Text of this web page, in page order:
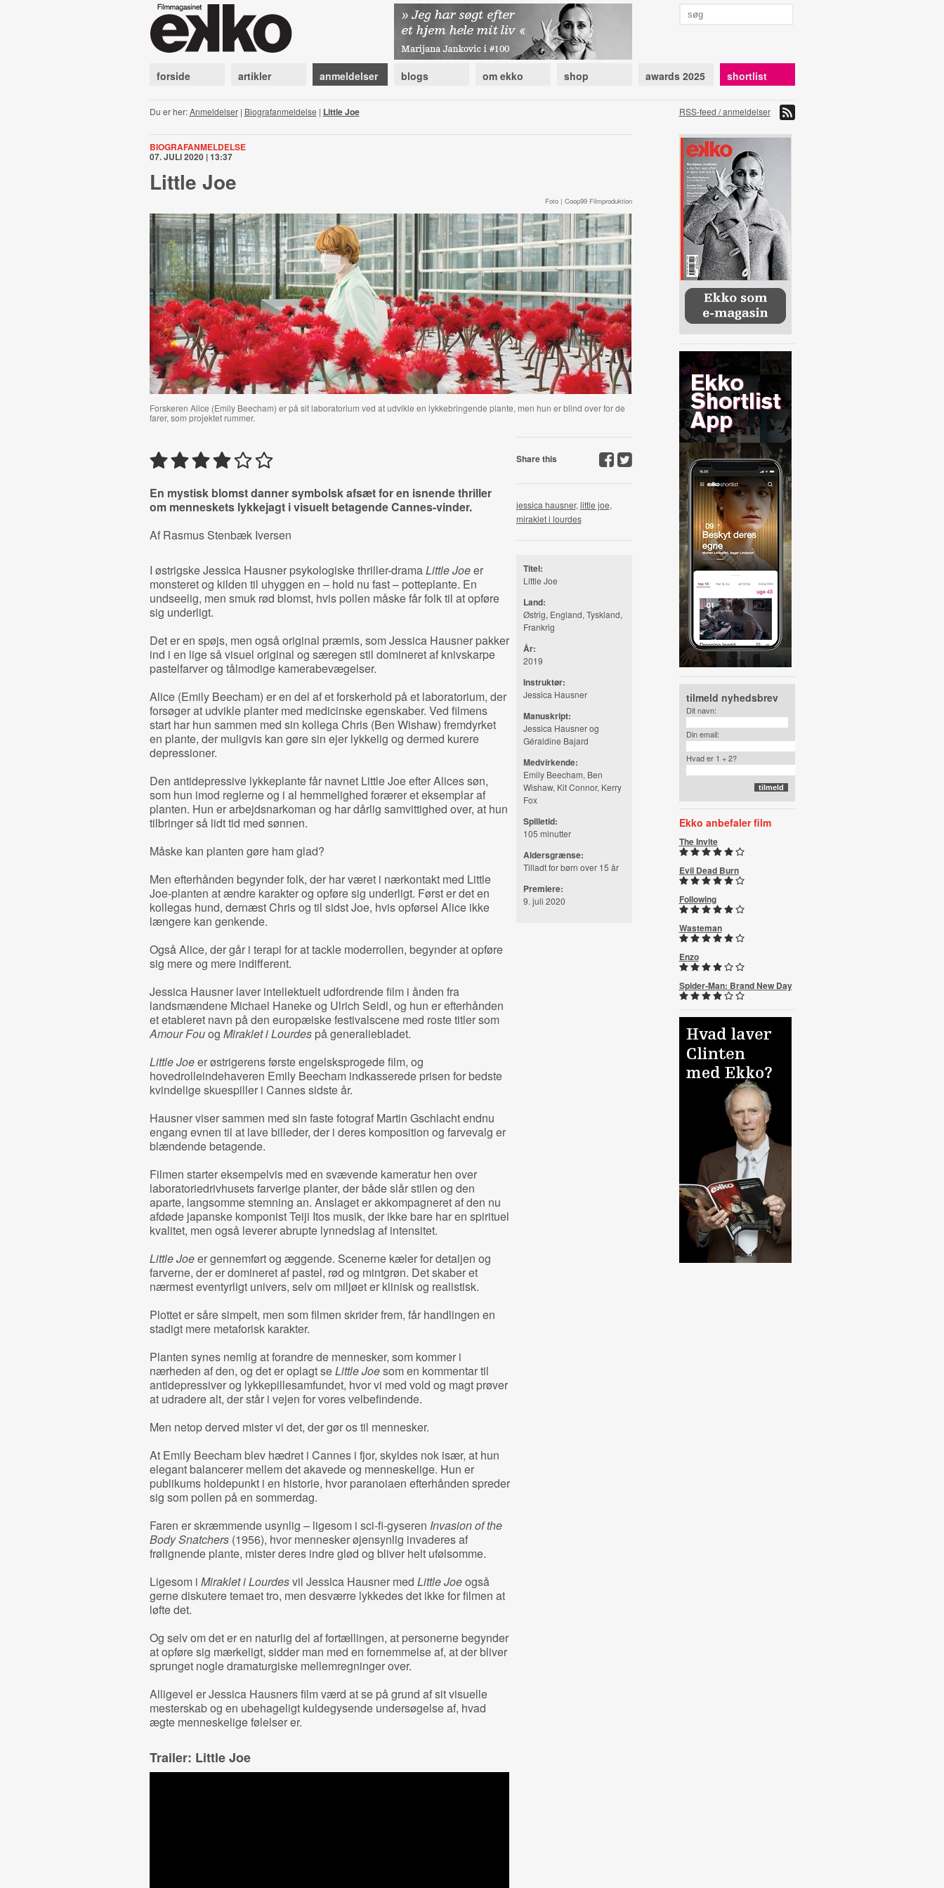
forside artikler anmeldelser blogs om ekko shop awards 2025 shortlist
Du er her:Anmeldelser| Biografanmeldelse | Little Joe RSS-feed / anmeldelser
BIOGRAFANMELDELSE
07. JULI 2020 | 13:37
Little Joe
Foto | Coop99 Filmproduktion
Forskeren Alice (Emily Beecham) er på sit laboratorium ved at udvikle en lykkebringende plante, men hun er blind over for de
farer, som projektet rummer.
En mystisk blomst danner symbolsk afsæt for en isnende thriller
om menneskets lykkejagt i visuelt betagende Cannes-vinder.
Af Rasmus Stenbæk Iversen
I østrigske Jessica Hausner psykologiske thriller-dramaLittle Joeer
monsteret og kilden til uhyggen en – hold nu fast – potteplante. En
undseelig, men smuk rød blomst, hvis pollen måske får folk til at opføre
sig underligt.
Det er en spøjs, men også original præmis, som Jessica Hausner pakker
ind i en lige så visuel original og særegen stil domineret af knivskarpe
pastelfarver og tålmodige kamerabevægelser.
Alice (Emily Beecham) er en del af et forskerhold på et laboratorium, der
forsøger at udvikle planter med medicinske egenskaber. Ved filmens
start har hun sammen med sin kollega Chris (Ben Wishaw) fremdyrket
en plante, der muligvis kan gøre sin ejer lykkelig og dermed kurere
depressioner.
Den antidepressive lykkeplante får navnet Little Joe efter Alices søn,
som hun imod reglerne og i al hemmelighed forærer et eksemplar af
planten. Hun er arbejdsnarkoman og har dårlig samvittighed over, at hun
tilbringer så lidt tid med sønnen.
Måske kan planten gøre ham glad?
Men efterhånden begynder folk, der har været i nærkontakt med Little
Joe-planten at ændre karakter og opføre sig underligt. Først er det en
kollegas hund, dernæst Chris og til sidst Joe, hvis opførsel Alice ikke
længere kan genkende.
Også Alice, der går i terapi for at tackle moderrollen, begynder at opføre
sig mere og mere indifferent.
Jessica Hausner laver intellektuelt udfordrende film i ånden fra
landsmændene Michael Haneke og Ulrich Seidl, og hun er efterhånden
et etableret navn på den europæiske festivalscene med roste titler som
Amour Fouog Miraklet i Lourdes på generaliebladet.
Little Joeer østrigerens første engelsksprogede film, og
hovedrolleindehaveren Emily Beecham indkasserede prisen for bedste
kvindelige skuespiller i Cannes sidste år.
Hausner viser sammen med sin faste fotograf Martin Gschlacht endnu
engang evnen til at lave billeder, der i deres komposition og farvevalg er
blændende betagende.
Filmen starter eksempelvis med en svævende kameratur hen over
laboratoriedrivhusets farverige planter, der både slår stilen og den
aparte, langsomme stemning an. Anslaget er akkompagneret af den nu
afdøde japanske komponist Teiji Itos musik, der ikke bare har en spirituel
kvalitet, men også leverer abrupte lynnedslag af intensitet.
Little Joeer gennemført og æggende. Scenerne kæler for detaljen og
farverne, der er domineret af pastel, rød og mintgrøn. Det skaber et
nærmest eventyrligt univers, selv om miljøet er klinisk og realistisk.
Plottet er såre simpelt, men som filmen skrider frem, får handlingen en
stadigt mere metaforisk karakter.
Planten synes nemlig at forandre de mennesker, som kommer i
nærheden af den, og det er oplagt seLittle Joesom en kommentar til
antidepressiver og lykkepillesamfundet, hvor vi med vold og magt prøver
at udradere alt, der står i vejen for vores velbefindende.
Men netop derved mister vi det, der gør os til mennesker.
At Emily Beecham blev hædret i Cannes i fjor, skyldes nok især, at hun
elegant balancerer mellem det akavede og menneskelige. Hun er
publikums holdepunkt i en historie, hvor paranoiaen efterhånden spreder
sig som pollen på en sommerdag.
Faren er skræmmende usynlig – ligesom i sci-fi-gyseren Invasion of the
Body Snatchers(1956), hvor mennesker øjensynlig invaderes af
frølignende plante, mister deres indre glød og bliver helt ufølsomme.
Ligesom i Miraklet i Lourdesvil Jessica Hausner med Little Joeogså
gerne diskutere temaet tro, men desværre lykkedes det ikke for filmen at
løfte det.
Og selv om det er en naturlig del af fortællingen, at personerne begynder
at opføre sig mærkeligt, sidder man med en fornemmelse af, at der bliver
sprunget nogle dramaturgiske mellemregninger over.
Alligevel er Jessica Hausners film værd at se på grund af sit visuelle
mesterskab og en ubehageligt kuldegysende undersøgelse af, hvad
ægte menneskelige følelser er.
Trailer: Little Joe
Share this
jessica hausner, little joe,
miraklet i lourdes
Titel:
Little Joe
Land:
Østrig, England, Tyskland,
Frankrig
År:
2019
Instruktør:
Jessica Hausner
Manuskript:
Jessica Hausner og
Géraldine Bajard
Medvirkende:
Emily Beecham, Ben
Wishaw, Kit Connor, Kerry
Fox
Spilletid:
105 minutter
Aldersgrænse:
Tilladt for børn over 15 år
Premiere:
9. juli 2020
tilmeld nyhedsbrev
Dit navn:
Din email:
Hvad er 1 + 2?
Ekko anbefaler film
The Invite
Evil Dead Burn
Following
Wasteman
Enzo
Spider-Man: Brand New Day